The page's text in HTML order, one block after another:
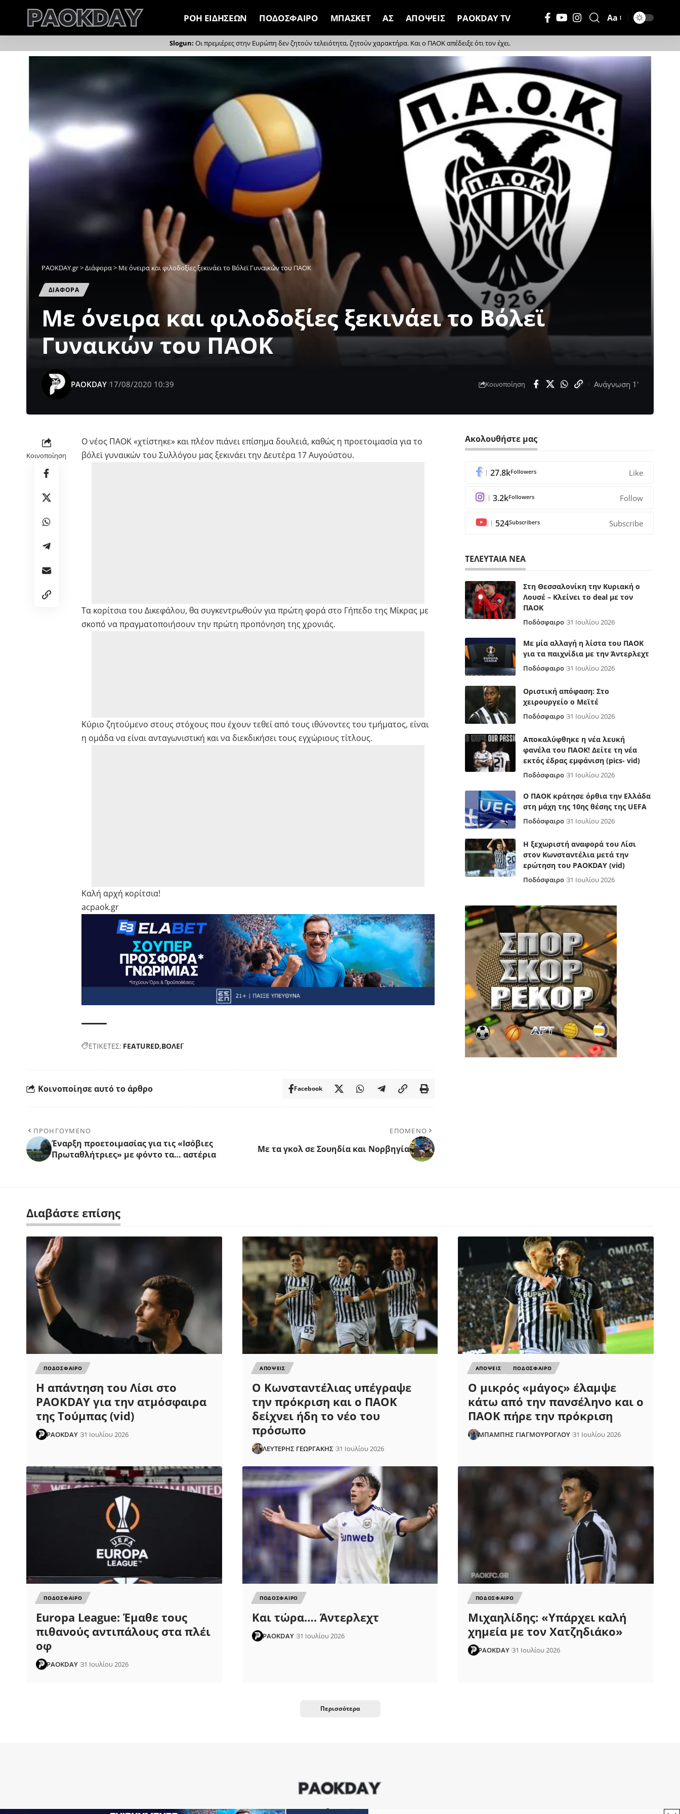
ΡΟΗ ΕΙΔΗΣΕΩΝ ΠΟΔΟΣΦΑΙΡΟ ΜΠΑΣΚΕΤ ΑΣ ΑΠΟΨΕΙΣ PAOKDAY TV
Μέγεθος
Γραμματοσειράς
Aa
Οι πρεμιέρες στην Ευρώπη δεν ζητούν τελειότητα, ζητούν χαρακτήρα. Και ο ΠΑΟΚ απέδειξε ότι τον έχει.
PAOKDAY.gr>Διάφορα> Με όνειρα και φιλοδοξίες ξεκινάει το Βόλεϊ Γυναικών του ΠΑΟΚ
ΔΙΑΦΟΡΑ
Με όνειρα και φιλοδοξίες ξεκινάει το Βόλεϊ
Γυναικών του ΠΑΟΚ
PAOKDAY 17/08/2020 10:39 Κοινοποίηση Ανάγνωση 1'
Κοινοποίηση
Ο νέος ΠΑΟΚ «χτίστηκε» και πλέον πιάνει επίσημα δουλειά, καθώς η προετοιμασία για το
βόλεϊ γυναικών του Συλλόγου μας ξεκινάει την Δευτέρα 17 Αυγούστου.
Τα κορίτσια του Δικεφάλου, θα συγκεντρωθούν για πρώτη φορά στο Γήπεδο της Μίκρας με
σκοπό να πραγματοποιήσουν την πρώτη προπόνηση της χρονιάς.
Κύριο ζητούμενο στους στόχους που έχουν τεθεί από τους ιθύνοντες του τμήματος, είναι
η ομάδα να είναι ανταγωνιστική και να διεκδικήσει τους εγχώριους τίτλους.
Καλή αρχή κορίτσια!
acpaok.gr
ΕΤΙΚΕΤΕΣ: FEATURED ΒΟΛΕΪ
Κοινοποίησε αυτό το άρθρο Facebook
ΠΡΟΗΓΟΥΜΕΝΟ
Έναρξη προετοιμασίας για τις «Ισόβιες
Πρωταθλήτριες» με φόντο τα… αστέρια
ΕΠΟΜΕΝΟ
Με τα γκολ σε Σουηδία και Νορβηγία
Ακολουθήστε μας
27.8kFollowers Like
3.2kFollowers Follow
524Subscribers Subscribe
ΤΕΛΕΥΤΑΙΑ ΝΕΑ
Στη Θεσσαλονίκη την Κυριακή ο
Λουσέ – Κλείνει το deal με τον
ΠΑΟΚ
Ποδόσφαιρο 31 Ιουλίου 2026
Με μία αλλαγή η λίστα του ΠΑΟΚ
για τα παιχνίδια με την Άντερλεχτ
Ποδόσφαιρο 31 Ιουλίου 2026
Οριστική απόφαση: Στο
χειρουργείο ο Μεϊτέ
Ποδόσφαιρο 31 Ιουλίου 2026
Αποκαλύφθηκε η νέα λευκή
φανέλα του ΠΑΟΚ! Δείτε τη νέα
εκτός έδρας εμφάνιση (pics- vid)
Ποδόσφαιρο 31 Ιουλίου 2026
Ο ΠΑΟΚ κράτησε όρθια την Ελλάδα
στη μάχη της 10ης θέσης της UEFA
Ποδόσφαιρο 31 Ιουλίου 2026
Η ξεχωριστή αναφορά του Λίσι
στον Κωνσταντέλια μετά την
ερώτηση του PAOKDAY (vid)
Ποδόσφαιρο 31 Ιουλίου 2026
Διαβάστε επίσης
ΠΟΔΟΣΦΑΙΡΟ
Η απάντηση του Λίσι στο
PAOKDAY για την ατμόσφαιρα
της Τούμπας (vid)
PAOKDAY 31 Ιουλίου 2026
ΑΠΟΨΕΙΣ
Ο Κωνσταντέλιας υπέγραψε
την πρόκριση και ο ΠΑΟΚ
δείχνει ήδη το νέο του
πρόσωπο
ΛΕΥΤΕΡΗΣ ΓΕΩΡΓΑΚΗΣ 31 Ιουλίου 2026
ΑΠΟΨΕΙΣ ΠΟΔΟΣΦΑΙΡΟ
Ο μικρός «μάγος» έλαμψε
κάτω από την πανσέληνο και ο
ΠΑΟΚ πήρε την πρόκριση
ΜΠΑΜΠΗΣ ΓΙΑΓΜΟΥΡΟΓΛΟΥ 31 Ιουλίου 2026
ΠΟΔΟΣΦΑΙΡΟ
Europa League: Έμαθε τους
πιθανούς αντιπάλους στα πλέι
οφ
PAOKDAY 31 Ιουλίου 2026
ΠΟΔΟΣΦΑΙΡΟ
Και τώρα…. Άντερλεχτ
PAOKDAY 31 Ιουλίου 2026
ΠΟΔΟΣΦΑΙΡΟ
Μιχαηλίδης: «Υπάρχει καλή
χημεία με τον Χατζηδιάκο»
PAOKDAY 31 Ιουλίου 2026
Περισσότερα